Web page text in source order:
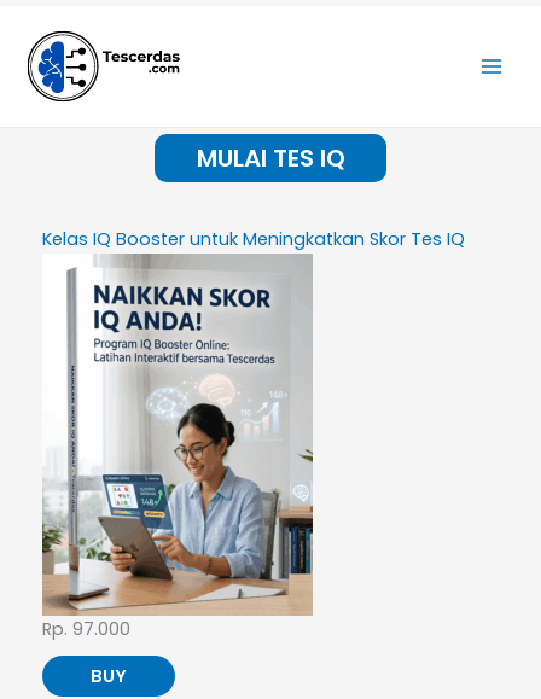
konten
MULAI TES IQ
Kelas IQ Booster untuk Meningkatkan Skor Tes IQ
Rp. 97.000
BUY